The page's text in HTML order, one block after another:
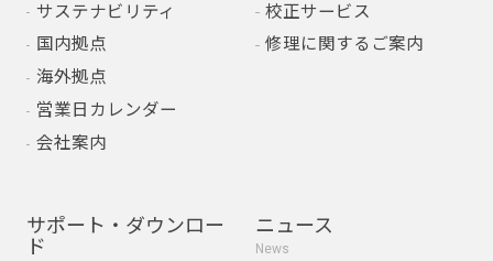
サステナビリティ
国内拠点
海外拠点
営業日カレンダー
会社案内
校正サービス
修理に関するご案内
サポート・ダウンロー
ド
ニュース
News